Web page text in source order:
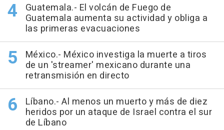
Guatemala.- El volcán de Fuego de
Guatemala aumenta su actividad y obliga a
las primeras evacuaciones
México.- México investiga la muerte a tiros
de un 'streamer' mexicano durante una
retransmisión en directo
Líbano.- Al menos un muerto y más de diez
heridos por un ataque de Israel contra el sur
de Líbano